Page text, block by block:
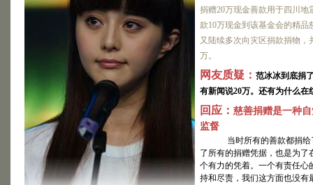
捐赠20万现金善款用于四川
款10万现金到该基金会的精
又陆续多次向灾区捐款捐物
万。
网友质疑： 范冰冰到底捐
有新闻说20万。还有为什么
回应： 慈善捐赠是一种
监督
当时所有的善款都捐给了
了所有的捐赠凭据，也是为
个有力的凭着。一个有责任心
持和尽责，我们这方面也没有